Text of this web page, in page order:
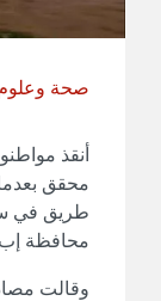
صحة وعلوم
أنقذ
محقق
طريق في
محافظة
وقالت